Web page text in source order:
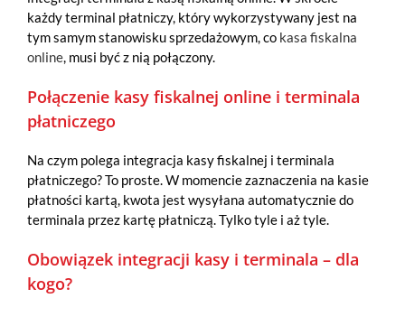
każdy terminal płatniczy, który wykorzystywany jest na
tym samym stanowisku sprzedażowym, co kasa fiskalna
online, musi być z nią połączony.
Połączenie kasy fiskalnej online i terminala
płatniczego
Na czym polega integracja kasy fiskalnej i terminala
płatniczego? To proste. W momencie zaznaczenia na kasie
płatności kartą, kwota jest wysyłana automatycznie do
terminala przez kartę płatniczą. Tylko tyle i aż tyle.
Obowiązek integracji kasy i terminala – dla
kogo?